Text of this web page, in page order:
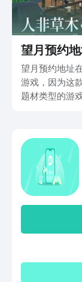
望月预约
望月预约地址
游戏，因为这
题材类型的游